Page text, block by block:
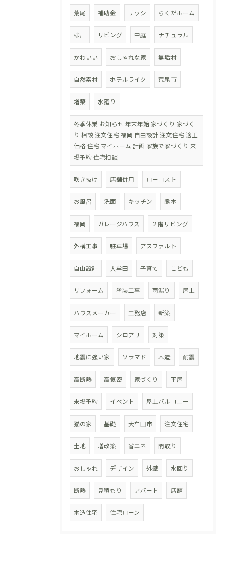
荒尾 補助金 サッシ らくだホーム
柳川 リビング 中庭 ナチュラル
かわいい おしゃれな家 無垢材
自然素材 ホテルライク 荒尾市
増築 水廻り
冬季休業 お知らせ 年末年始 家づくり 家づく
り 相談 注文住宅 福岡 自由設計 注文住宅 適正
価格 住宅 マイホーム 計画 家族で家づくり 来
場予約 住宅相談
吹き抜け 店舗併用 ローコスト
お風呂 洗面 キッチン 熊本
福岡 ガレージハウス ２階リビング
外構工事 駐車場 アスファルト
自由設計 大牟田 子育て こども
リフォーム 塗装工事 雨漏り 屋上
ハウスメーカー 工務店 新築
マイホーム シロアリ 対策
地震に強い家 ソラマド 木造 耐震
高断熱 高気密 家づくり 平屋
来場予約 イベント 屋上バルコニー
猫の家 基礎 大牟田市 注文住宅
土地 増改築 省エネ 間取り
おしゃれ デザイン 外壁 水回り
断熱 見積もり アパート 店舗
木造住宅 住宅ローン